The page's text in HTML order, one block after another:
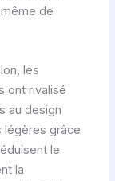
de
les
ont rivalisé
au design
légères grâce
le
la